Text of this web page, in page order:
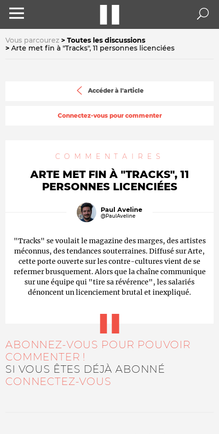
Vous parcourez
Toutes les discussions
Arte met fin à "Tracks", 11 personnes licenciées
Accéder à l'article
Connectez-vous pour commenter
COMMENTAIRES
ARTE MET FIN À "TRACKS", 11
PERSONNES LICENCIÉES
Paul Aveline
@PaulAveline
"Tracks" se voulait le magazine des marges, des artistes
méconnus, des tendances souterraines. Diffusé sur Arte,
cette porte ouverte sur les contre-cultures vient de se
refermer brusquement. Alors que la chaîne communique
sur une équipe qui "tire sa révérence", les salariés
dénoncent un licenciement brutal et inexpliqué.
ABONNEZ-VOUS POUR POUVOIR
COMMENTER !
SI VOUS ÊTES DÉJÀ ABONNÉ
CONNECTEZ-VOUS